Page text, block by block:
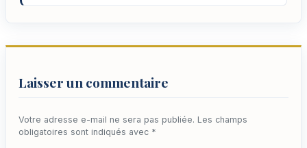
Laisser un commentaire
Votre adresse e-mail ne sera pas publiée. Les champs
obligatoires sont indiqués avec *